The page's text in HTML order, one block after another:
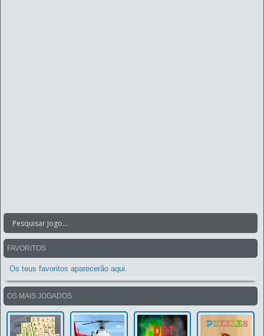
FAVORITOS
Os teus favoritos aparecerão aqui.
OS MAIS JOGADOS